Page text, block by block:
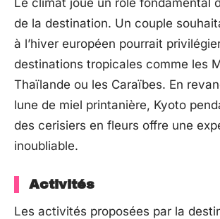
Le climat joue un rôle fondamental
de la destination. Un couple
à l’hiver européen pourrait
destinations tropicales comme les
Thaïlande ou les Caraïbes. En
lune de miel printanière, Kyoto
des cerisiers en fleurs offre une
inoubliable.
Activités
Les activités proposées par la